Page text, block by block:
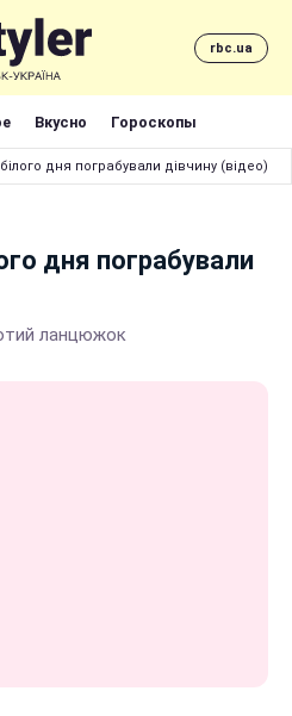
rbc.ua
Вкусно Гороскопы
дня пограбували дівчину (відео)
дня пограбували
ланцюжок